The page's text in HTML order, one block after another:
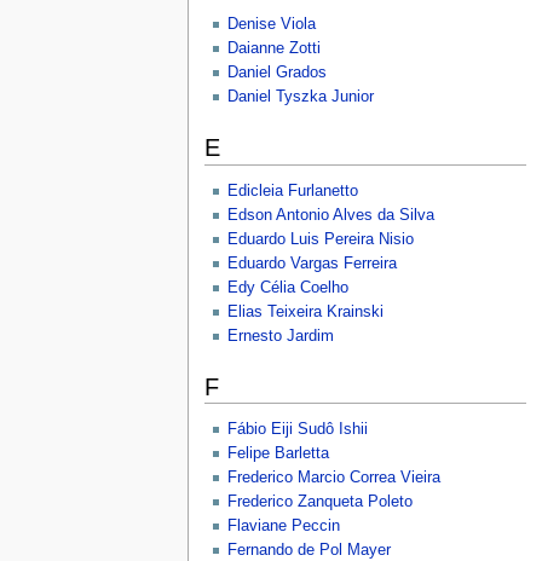
Denise Viola
Daianne Zotti
Daniel Grados
Daniel Tyszka Junior
E
Edicleia Furlanetto
Edson Antonio Alves da Silva
Eduardo Luis Pereira Nisio
Eduardo Vargas Ferreira
Edy Célia Coelho
Elias Teixeira Krainski
Ernesto Jardim
F
Fábio Eiji Sudô Ishii
Felipe Barletta
Frederico Marcio Correa Vieira
Frederico Zanqueta Poleto
Flaviane Peccin
Fernando de Pol Mayer